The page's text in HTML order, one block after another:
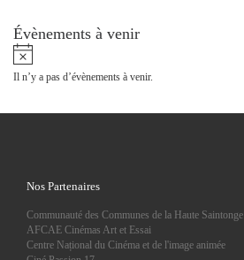
Évènements à venir
o
t
c
Il n’y a pas d’évènements à venir.
Nos Partenaires
Communauté des Communes de la Haute Saintonge
AFCAE Cinémas Art et Essai
Centre Național du Cinéma et de l'image animée